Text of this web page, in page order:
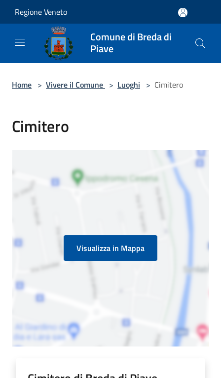
Regione Veneto
Comune di Breda di
Piave
Home > Vivere il Comune > Luoghi > Cimitero
Cimitero
Visualizza in Mappa